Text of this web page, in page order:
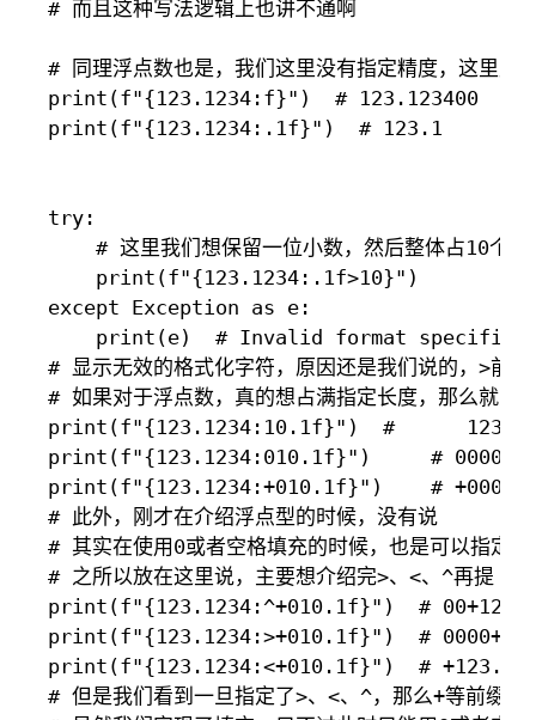
# 而且这种写法逻辑上也讲不通啊
# 同理浮点数也是，我们这里没有指定精度，这里默
print(f"{123.1234:f}")  # 123.123400
print(f"{123.1234:.1f}")  # 123.1
try:
# 这里我们想保留一位小数，然后整体占10个字
    print(f"{123.1234:.1f>10}")
except Exception as e:
    print(e)  # Invalid format specifier
# 显示无效的格式化字符，原因还是我们说的，>前
# 如果对于浮点数，真的想占满指定长度，那么就只
print(f"{123.1234:10.1f}")  #      123.1
print(f"{123.1234:010.1f}")     #
print(f"{123.1234:+010.1f}")    #
# 此外，刚才在介绍浮点型的时候，没有说
# 其实在使用0或者空格填充的时候，也是可以指定^
# 之所以放在这里说，主要想介绍完>、<、^再提
print(f"{123.1234:^+010.1f}")  #
print(f"{123.1234:>+010.1f}")  #
print(f"{123.1234:<+010.1f}")  #
# 但是我们看到一旦指定了>、<、^，那么+等前缀会